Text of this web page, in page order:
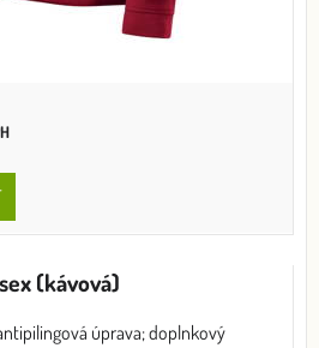
(kávová)
úprava; doplnkový